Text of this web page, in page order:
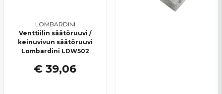
LOMBARDINI
Venttiilin säätöruuvi /
keinuvivun säätöruuvi
Lombardini LDW502
€ 39,06